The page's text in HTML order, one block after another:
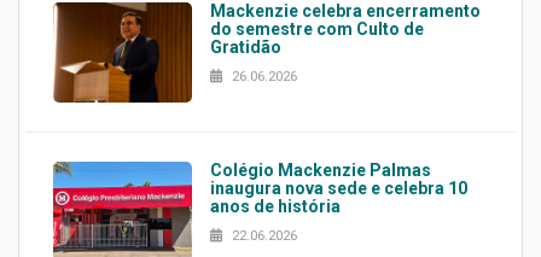
Mackenzie celebra encerramento
do semestre com Culto de
Gratidão
26.06.2026
Colégio Mackenzie Palmas
inaugura nova sede e celebra 10
anos de história
22.06.2026